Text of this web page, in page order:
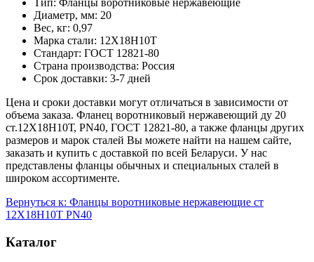
Тип: Фланцы воротниковые нержавеющие
Диаметр, мм: 20
Вес, кг: 0,97
Марка стали: 12Х18Н10Т
Стандарт: ГОСТ 12821-80
Страна производства: Россия
Срок доставки: 3-7 дней
Цена и сроки доставки могут отличаться в зависимости от
объема заказа. Фланец воротниковый нержавеющий ду 20
ст.12Х18Н10Т, PN40, ГОСТ 12821-80, а также фланцы других
размеров и марок сталей Вы можете найти на нашем сайте,
заказать и купить с доставкой по всей Беларуси. У нас
представлены фланцы обычных и специальных сталей в
широком ассортименте.
Вернуться к: Фланцы воротниковые нержавеющие ст
12Х18Н10Т PN40
Каталог